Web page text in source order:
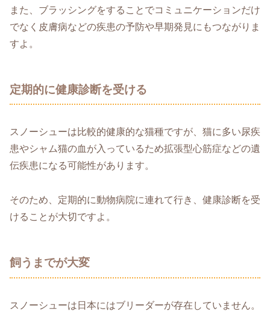
また、ブラッシングをすることでコミュニケーションだけ
でなく皮膚病などの疾患の予防や早期発見にもつながりま
すよ。
定期的に健康診断を受ける
スノーシューは比較的健康的な猫種ですが、猫に多い尿疾
患やシャム猫の血が入っているため拡張型心筋症などの遺
伝疾患になる可能性があります。
そのため、定期的に動物病院に連れて行き、健康診断を受
けることが大切ですよ。
飼うまでが大変
スノーシューは日本にはブリーダーが存在していません。